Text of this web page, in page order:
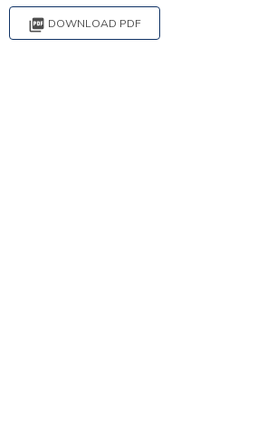
 DOWNLOAD PDF